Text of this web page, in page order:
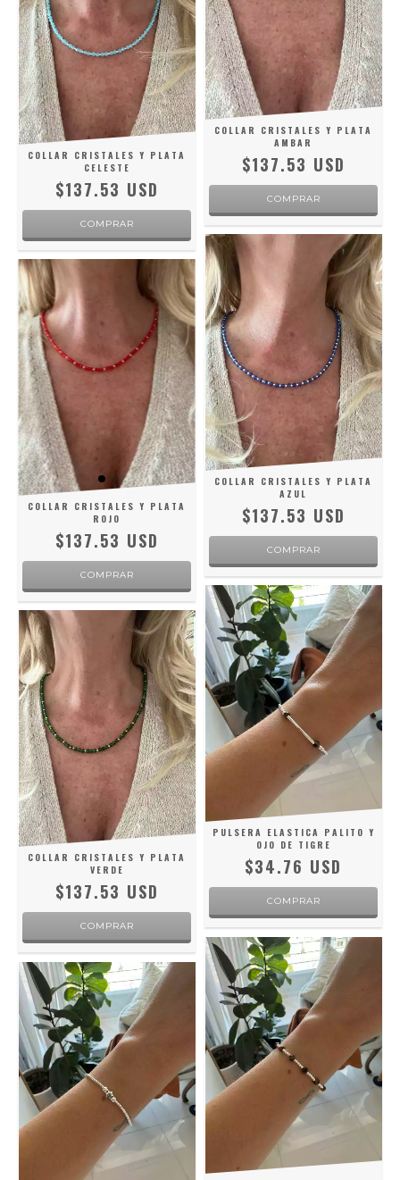
COLLAR CRISTALES Y PLATA
CELESTE
$137.53 USD
COLLAR CRISTALES Y PLATA
AMBAR
$137.53 USD
COLLAR CRISTALES Y PLATA
ROJO
$137.53 USD
COLLAR CRISTALES Y PLATA
AZUL
$137.53 USD
COLLAR CRISTALES Y PLATA
VERDE
$137.53 USD
PULSERA ELASTICA PALITO Y
OJO DE TIGRE
$34.76 USD